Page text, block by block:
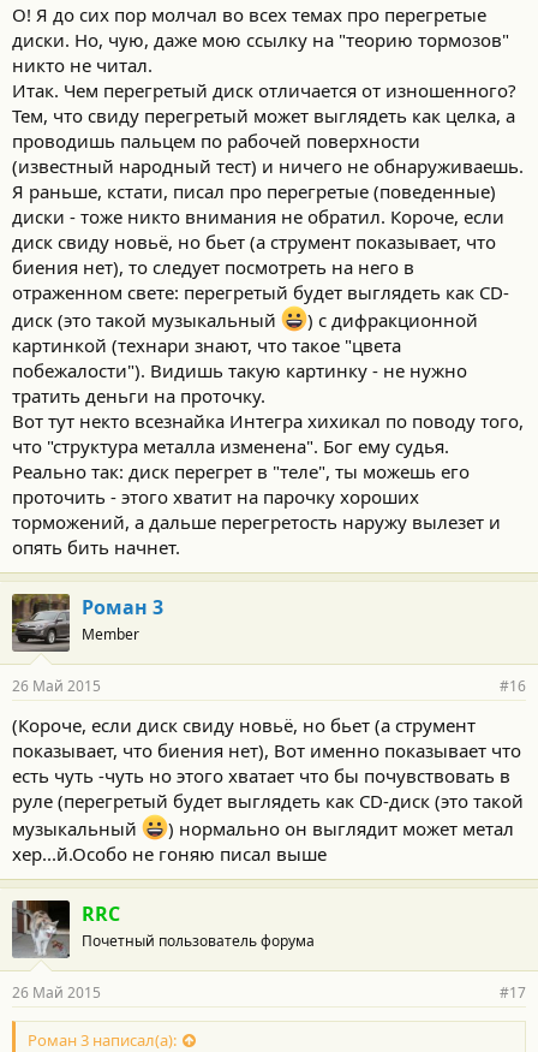
О! Я до сих пор молчал во всех темах про перегретые
диски. Но, чую, даже мою ссылку на "теорию тормозов"
никто не читал.
Итак. Чем перегретый диск отличается от изношенного?
Тем, что свиду перегретый может выглядеть как целка, а
проводишь пальцем по рабочей поверхности
(известный народный тест) и ничего не обнаруживаешь.
Я раньше, кстати, писал про перегретые (поведенные)
диски - тоже никто внимания не обратил. Короче, если
диск свиду новьё, но бьет (а струмент показывает, что
биения нет), то следует посмотреть на него в
отраженном свете: перегретый будет выглядеть как CD-
диск (это такой музыкальный
) с дифракционной
картинкой (технари знают, что такое "цвета
побежалости"). Видишь такую картинку - не нужно
тратить деньги на проточку.
Вот тут некто всезнайка Интегра хихикал по поводу того,
что "структура металла изменена". Бог ему судья.
Реально так: диск перегрет в "теле", ты можешь его
проточить - этого хватит на парочку хороших
торможений, а дальше перегретость наружу вылезет и
опять бить начнет.
Роман 3
Member
26 Май 2015 #16
(Короче, если диск свиду новьё, но бьет (а струмент
показывает, что биения нет), Вот именно показывает что
есть чуть -чуть но этого хватает что бы почувствовать в
руле (перегретый будет выглядеть как CD-диск (это такой
музыкальный
) нормально он выглядит может метал
хер...й.Особо не гоняю писал выше
RRC
Почетный пользователь форума
26 Май 2015 #17
Роман 3 написал(а):